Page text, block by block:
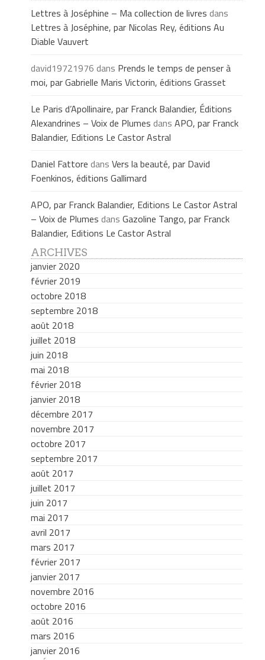
Lettres à Joséphine – Ma collection de livres dans
Lettres à Joséphine, par Nicolas Rey, éditions Au
Diable Vauvert
david19721976 dans Prends le temps de penser à
moi, par Gabrielle Maris Victorin, éditions Grasset
Le Paris d’Apollinaire, par Franck Balandier, Éditions
Alexandrines – Voix de Plumes dans APO, par Franck
Balandier, Editions Le Castor Astral
Daniel Fattore dans Vers la beauté, par David
Foenkinos, éditions Gallimard
APO, par Franck Balandier, Editions Le Castor Astral
– Voix de Plumes dans Gazoline Tango, par Franck
Balandier, Editions Le Castor Astral
ARCHIVES
janvier 2020
février 2019
octobre 2018
septembre 2018
août 2018
juillet 2018
juin 2018
mai 2018
février 2018
janvier 2018
décembre 2017
novembre 2017
octobre 2017
septembre 2017
août 2017
juillet 2017
juin 2017
mai 2017
avril 2017
mars 2017
février 2017
janvier 2017
novembre 2016
octobre 2016
août 2016
mars 2016
janvier 2016